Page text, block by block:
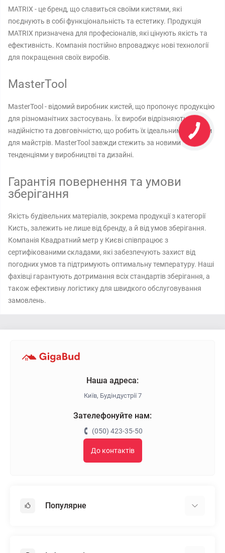
MATRIX - це бренд, що славиться своїми кистями, які
поєднують в собі функціональність та естетику. Продукція
MATRIX призначена для професіоналів, які цінують якість та
ефективність. Компанія постійно впроваджує нові технології
для покращення своїх виробів.
MasterTool
MasterTool - відомий виробник кистей, що пропонує продукцію
для різноманітних застосувань. Їх вироби відрізняються
надійністю та довговічністю, що робить їх ідеальним вибором
для майстрів. MasterTool завжди стежить за новими
тенденціями у виробництві та дизайні.
Гарантія повернення та умови
зберігання
Якість будівельних матеріалів, зокрема продукції з категорії
Кисть, залежить не лише від бренду, а й від умов зберігання.
Компанія Квадратний метр у Києві співпрацює з
сертифікованими складами, які забезпечують захист від
погодних умов та підтримують оптимальну температуру. Наші
фахівці гарантують дотримання всіх стандартів зберігання, а
також ефективну логістику для швидкого обслуговування
замовлень.
Наша адреса:
Київ, Будіндустрії 7
Зателефонуйте нам:
(050) 423-35-50
До контактів
Популярне